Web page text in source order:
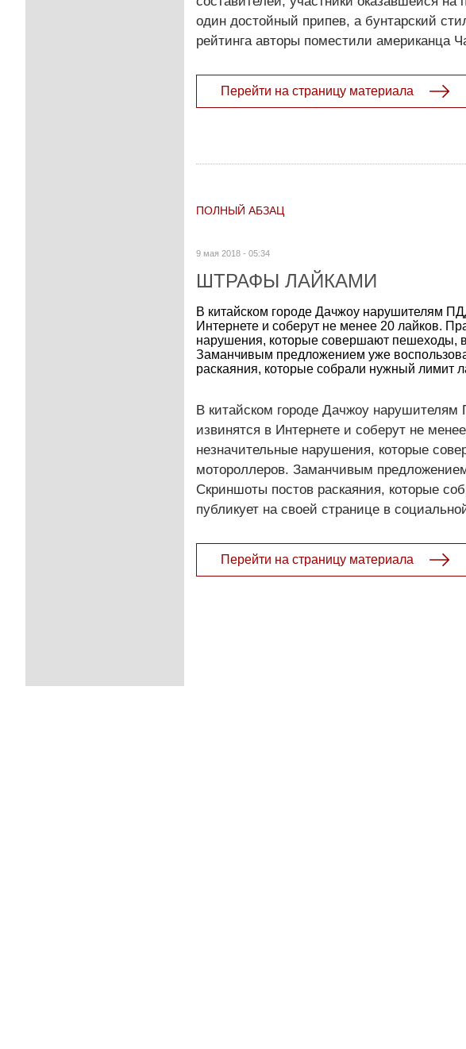
один достойный припев, а бунтарский
рейтинга авторы поместили американца
Перейти на страницу материала
ПОЛНЫЙ АБЗАЦ
9 мая 2018 - 05:34
ШТРАФЫ ЛАЙКАМИ
В китайском городе Дачжоу нарушителям
Интернете и соберут не менее 20 лайков.
нарушения, которые совершают пешеходы,
Заманчивым предложением уже
раскаяния, которые собрали нужный лимит
В китайском городе Дачжоу
извинятся в Интернете и соберут не
незначительные нарушения, которые
мотороллеров. Заманчивым
Скриншоты постов раскаяния, которые
публикует на своей странице в
Перейти на страницу материала